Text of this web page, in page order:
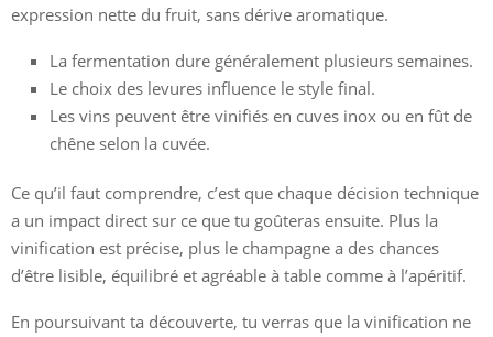
expression nette du fruit, sans dérive aromatique.
La fermentation dure généralement plusieurs semaines.
Le choix des levures influence le style final.
Les vins peuvent être vinifiés en cuves inox ou en fût de
chêne selon la cuvée.
Ce qu’il faut comprendre, c’est que chaque décision technique
a un impact direct sur ce que tu goûteras ensuite. Plus la
vinification est précise, plus le champagne a des chances
d’être lisible, équilibré et agréable à table comme à l’apéritif.
En poursuivant ta découverte, tu verras que la vinification ne